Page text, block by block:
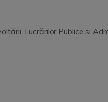
Lucrărilor Publice si